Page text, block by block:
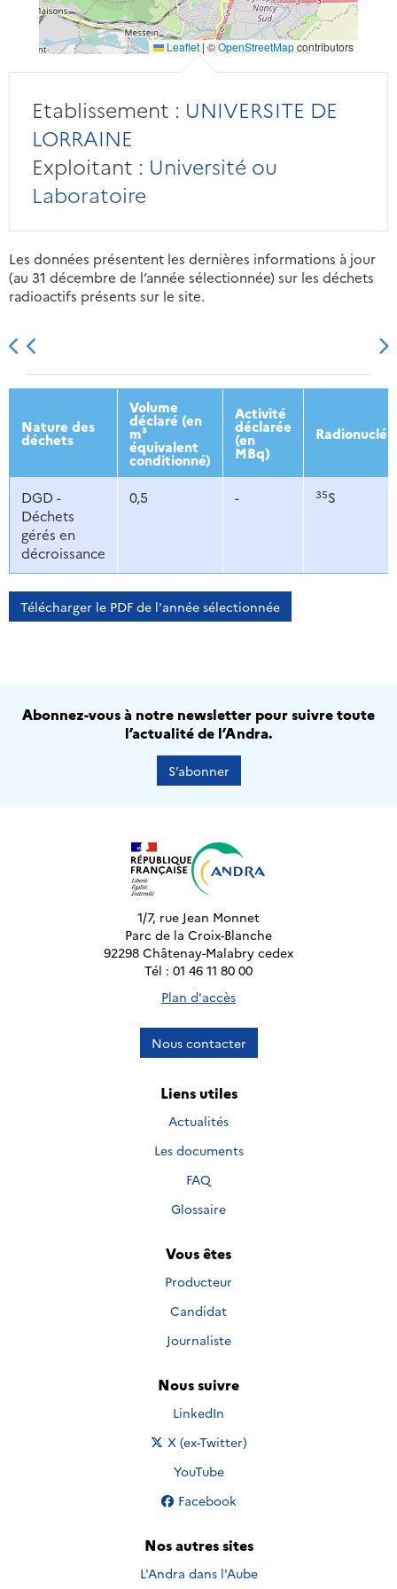
Leaflet | ©OpenStreetMapcontributors
Etablissement : UNIVERSITE DE
LORRAINE
Exploitant : Université ou
Laboratoire
Les données présentent les dernières informations à jour
(au 31 décembre de l’année sélectionnée) sur les déchets
radioactifs présents sur le site.
2013 2014 2015 2016
Nature des
déchets
Volume
déclaré (en
m³
équivalent
conditionné)
Activité
déclarée
(en
MBq)
DGD -
Déchets
gérés en
décroissance
0,5 - 35S
Télécharger le PDF de l'année sélectionnée
Abonnez-vous à notre newsletter pour suivre toute
l’actualité de l’Andra.
S’abonner
1/7, rue Jean Monnet
Parc de la Croix-Blanche
92298 Châtenay-Malabry cedex
Tél : 01 46 11 80 00
Plan d'accès
Nous contacter
Liens utiles
Actualités
Les documents
FAQ
Glossaire
Vous êtes
Producteur
Candidat
Journaliste
Nous suivre
Nous suivre sur
LinkedIn
Nous suivre sur
X (ex-Twitter)
Nous suivre sur
YouTube
Nous suivre sur
Facebook
Nos autres sites
L'Andra dans l'Aube